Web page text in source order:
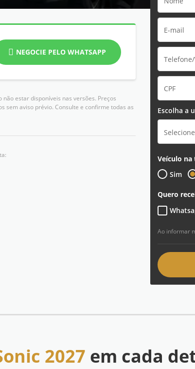
NEGOCIE PELO WHATSAPP
estar disponíveis nas versões. Preços
sem aviso prévio. Consulte e confirme todas as
Escolha a
Veículo na
Sim
Quero
Ao informar
2027 em cada